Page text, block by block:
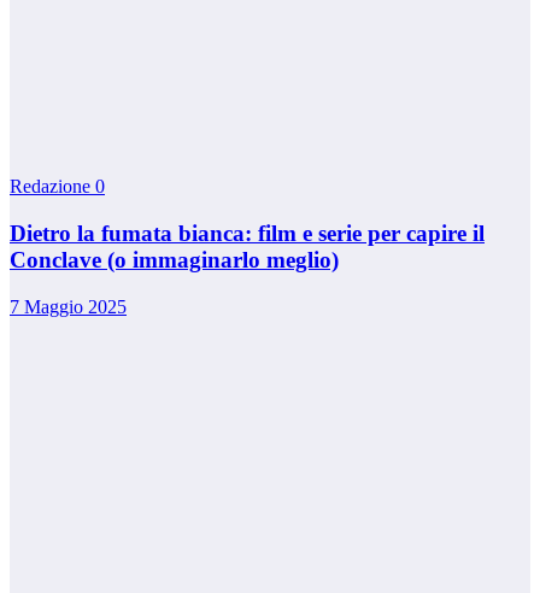
Redazione 0
Dietro la fumata bianca: film e serie per capire il
Conclave (o immaginarlo meglio)
7 Maggio 2025